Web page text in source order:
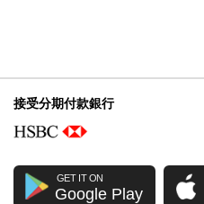
接受分期付款銀行
GET IT ON
Google Play